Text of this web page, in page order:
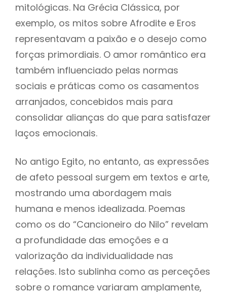
mitológicas. Na Grécia Clássica, por
exemplo, os mitos sobre Afrodite e Eros
representavam a paixão e o desejo como
forças primordiais. O amor romântico era
também influenciado pelas normas
sociais e práticas como os casamentos
arranjados, concebidos mais para
consolidar alianças do que para satisfazer
laços emocionais.
No antigo Egito, no entanto, as expressões
de afeto pessoal surgem em textos e arte,
mostrando uma abordagem mais
humana e menos idealizada. Poemas
como os do “Cancioneiro do Nilo” revelam
a profundidade das emoções e a
valorização da individualidade nas
relações. Isto sublinha como as perceções
sobre o romance variaram amplamente,